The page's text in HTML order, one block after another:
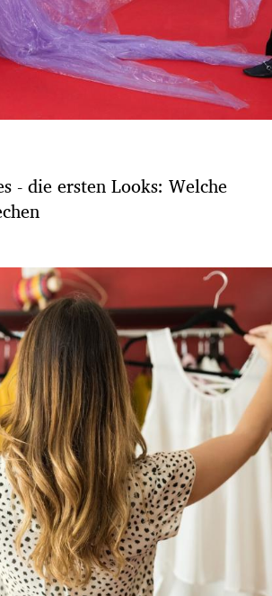
- die ersten Looks: Welche